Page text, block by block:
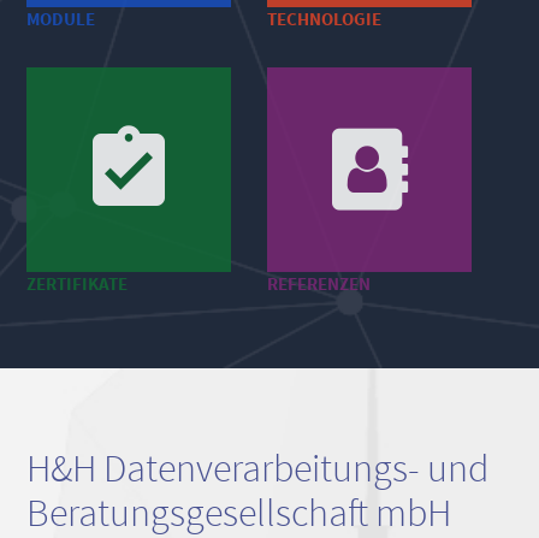
MODULE TECHNOLOGIE

ZERTIFIKATE REFERENZEN
H&H Datenverarbeitungs- und
Beratungsgesellschaft mbH